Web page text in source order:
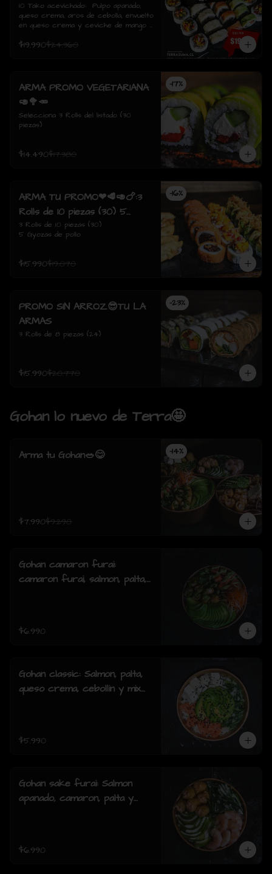
tempura / 10 Tori Sake Rolls
/ 10 Sake Avocado.
10 Tako acevichado:  Pulpo apanado,
queso crema, aros de cebolla, envuelto
en queso crema y ceviche de mango /
queso crema, envuelto tempura./  10
Salmon, queso crema, ciboulette,
envuelto en palta
$19.990$24.360
-17%
ARMA PROMO VEGETARIANA
🥑🥦🥕
Selecciona 3 Rolls del listado (30
piezas)
$14.490$17.380
-16%
ARMA TU PROMO❤🥩🥑🍗:3
Rolls de 10 piezas (30) 5
Gyozas de pollo
3 Rolls de 10 piezas (30)
5 Gyozas de pollo
$15.990$19.070
-23%
PROMO SIN ARROZ😎TU LA
ARMAS
3 Rolls de 8 piezas (24)
$15.990$20.770
Gohan lo nuevo de Terra🤩
-14%
Arma tu Gohan🥗😋
$7.990$9.290
Gohan camaron furai:
camaron furai, salmon, palta,
$6.990
Gohan classic: Salmon, palta,
queso crema, cebollin y mix
$5.990
Gohan sake furai: Salmon
apanado, camaron, palta y
$6.990